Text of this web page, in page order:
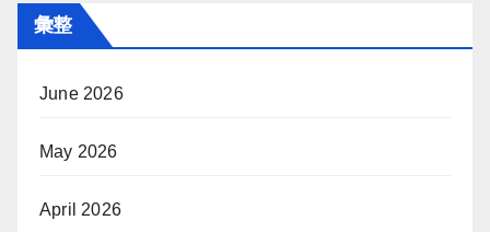
彙整
June 2026
May 2026
April 2026